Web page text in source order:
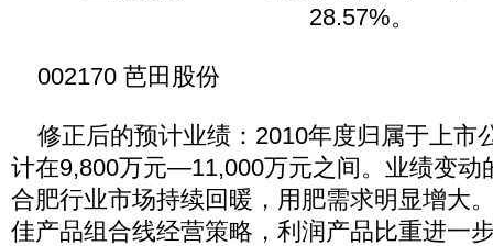
28.57%。
002170 芭田股份
修正后的预计业绩：2010年度归属于上市
计在9,800万元—11,000万元之间。业绩变动
合肥行业市场持续回暖，用肥需求明显增大
佳产品组合线经营策略，利润产品比重进一